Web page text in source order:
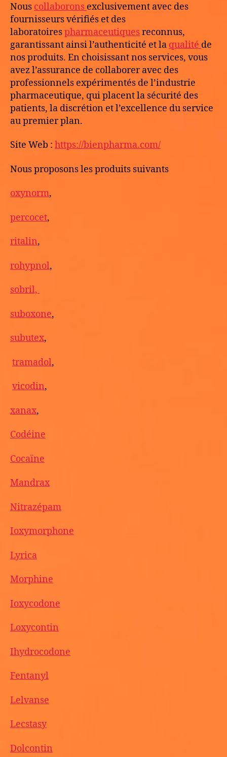
Nous collaborons exclusivement avec des
fournisseurs vérifiés et des
laboratoirespharmaceutiquesreconnus,
garantissant ainsi l’authenticité et la qualité de
nos produits. En choisissant nos services, vous
avez l’assurance de collaborer avec des
professionnels expérimentés de l’industrie
pharmaceutique, qui placent la sécurité des
patients, la discrétion et l’excellence du service
au premier plan.
Site Web : https://bienpharma.com/
Nous proposons les produits suivants
oxynorm,
percocet,
ritalin,
rohypnol,
sobril,
suboxone,
subutex,
tramadol,
vicodin,
xanax,
Codéine
Cocaïne
Mandrax
Nitrazépam
Ioxymorphone
Lyrica
Morphine
Ioxycodone
Loxycontin
Ihydrocodone
Fentanyl
Lelvanse
Lecstasy
Dolcontin